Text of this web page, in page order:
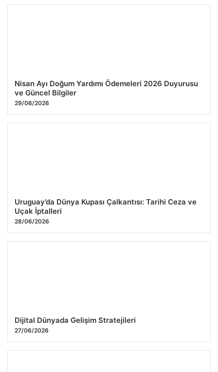
Nisan Ayı Doğum Yardımı Ödemeleri 2026 Duyurusu
ve Güncel Bilgiler
29/06/2026
Uruguay’da Dünya Kupası Çalkantısı: Tarihi Ceza ve
Uçak İptalleri
28/06/2026
Dijital Dünyada Gelişim Stratejileri
27/06/2026